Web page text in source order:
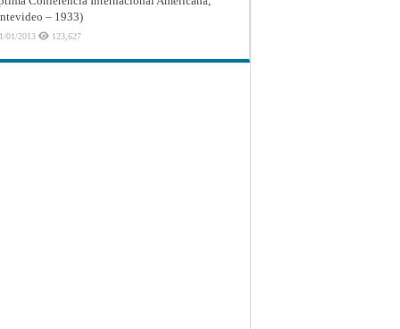
– 1933)
01/2013 123,627